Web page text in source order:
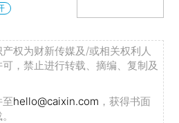
权为财新传媒及/或相关权利人
，禁止进行转载、摘编、复制及
hello@caixin.com ，获得书面